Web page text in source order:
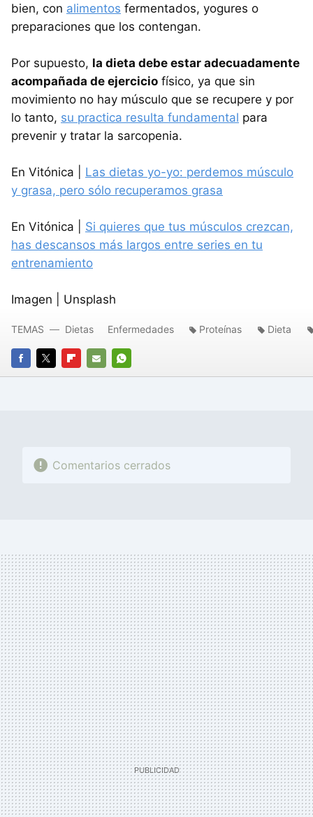
bien, con alimentos fermentados, yogures o
preparaciones que los contengan.
Por supuesto, la dieta debe estar adecuadamente
acompañada de ejercicio físico, ya que sin
movimiento no hay músculo que se recupere y por
lo tanto, su practica resulta fundamental para
prevenir y tratar la sarcopenia.
En Vitónica | Las dietas yo-yo: perdemos músculo
y grasa, pero sólo recuperamos grasa
En Vitónica | Si quieres que tus músculos crezcan,
has descansos más largos entre series en tu
entrenamiento
Imagen | Unsplash
FACEBOOK
TWITTERFLIPBOARD
E-
WHATSAPP
TEMAS Dietas Enfermedades Proteínas Dieta
Comentarios cerrados